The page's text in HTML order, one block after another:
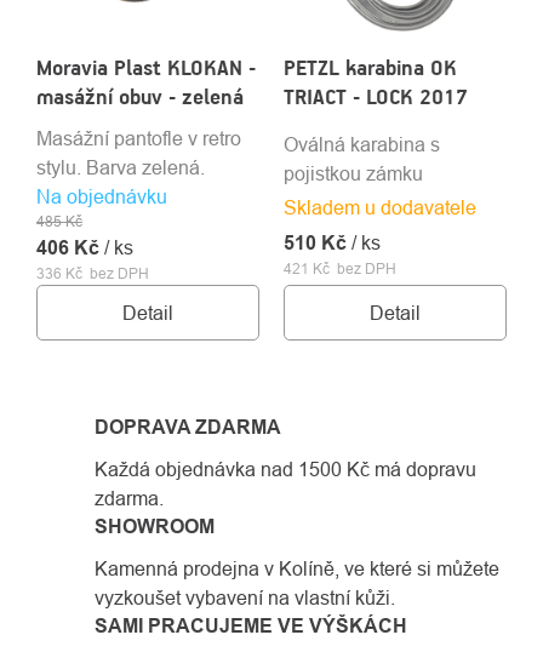
Moravia Plast KLOKAN -
masážní obuv - zelená
Na objednávku
336 Kč bez DPH
485 Kč
406 Kč / ks
Detail
Masážní pantofle v retro
stylu. Barva zelená.
PETZL karabina OK
TRIACT - LOCK 2017
Skladem u dodavatele
421 Kč bez DPH
510 Kč / ks
Detail
Oválná karabina s
pojistkou zámku
DOPRAVA ZDARMA
Každá objednávka nad 1500 Kč má dopravu
zdarma.
SHOWROOM
Kamenná prodejna v Kolíně, ve které si můžete
vyzkoušet vybavení na vlastní kůži.
SAMI PRACUJEME VE VÝŠKÁCH